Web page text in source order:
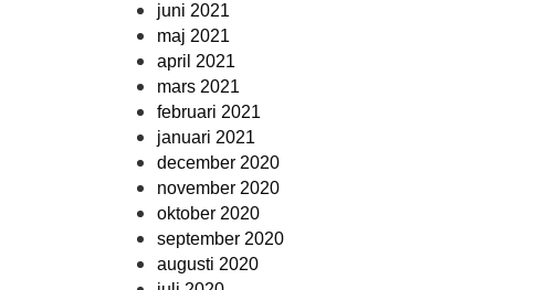
juni 2021
maj 2021
april 2021
mars 2021
februari 2021
januari 2021
december 2020
november 2020
oktober 2020
september 2020
augusti 2020